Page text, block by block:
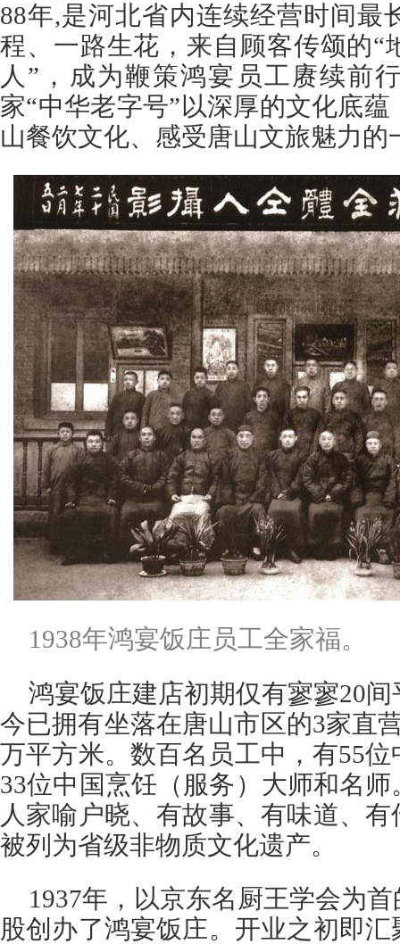
88年,是河北省内连续经营时间最
程、一路生花，来自顾客传颂的“
人”，成为鞭策鸿宴员工赓续前
家“中华老字号”以深厚的文化底
山餐饮文化、感受唐山文旅魅力的
1938年鸿宴饭庄员工全家福。
鸿宴饭庄建店初期仅有寥寥20
今已拥有坐落在唐山市区的3家直
万平方米。数百名员工中，有55
33位中国烹饪（服务）大师和名
人家喻户晓、有故事、有味道、
被列为省级非物质文化遗产。
1937年，以京东名厨王学会为
股创办了鸿宴饭庄。开业之初即